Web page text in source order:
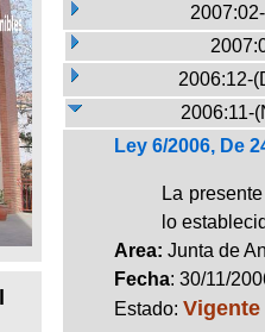
2006:12-
2006:11-
Ley 6/2006, De
La
lo
Area: Junta de
Fecha: 30/11/
Estado: Vigente